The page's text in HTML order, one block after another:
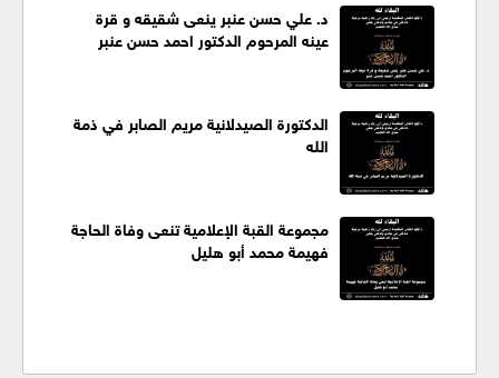
د. علي حسن عنبر ينعى شقيقه و قرة
عينه المرحوم الدكتور احمد حسن عنبر
الدكتورة الصيدلانية مريم الصابر في ذمة
الله
مجموعة القبة الإعلامية تنعى وفاة الحاجة
فهيمة محمد أبو هليل